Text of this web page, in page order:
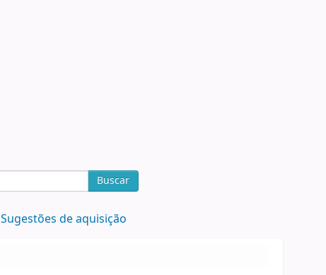
Buscar
Sugestões de aquisição